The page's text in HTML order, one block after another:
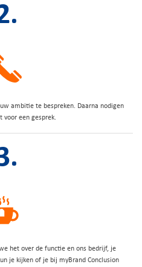
ambitie te bespreken. Daarna nodigen
voor een gesprek.
het over de functie en ons bedrijf, je
je kijken of je bij myBrand Conclusion